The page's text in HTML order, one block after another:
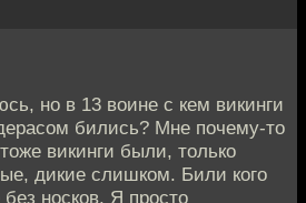
но в 13 воине с кем викинги
бились? Мне почему-то
викинги были, только
дикие слишком. Били кого
носков. Я просто